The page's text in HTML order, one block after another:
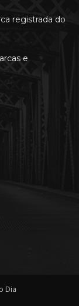
registrada do
e
Dia